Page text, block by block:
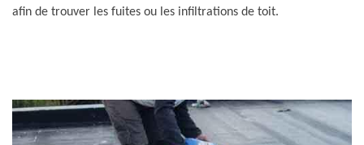
afin de trouver les fuites ou les infiltrations de toit.